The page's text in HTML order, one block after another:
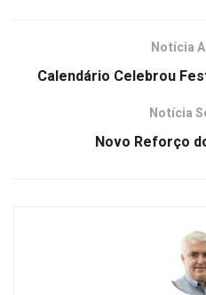
Notícia
Calendário Celebrou
Notícia
Novo Reforço